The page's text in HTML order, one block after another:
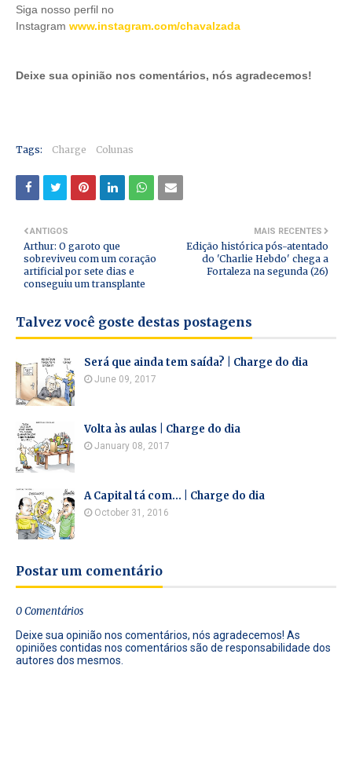
Siga nosso perfil no
Instagram www.instagram.com/chavalzada
Deixe sua opinião nos comentários, nós agradecemos!
Tags: Charge Colunas
MAIS RECENTES
Edição histórica pós-atentado
do 'Charlie Hebdo' chega a
Fortaleza na segunda (26)
ANTIGOS
Arthur: O garoto que
sobreviveu com um coração
artificial por sete dias e
conseguiu um transplante
Talvez você goste destas postagens
Será que ainda tem saída? | Charge do dia
June 09, 2017
Volta às aulas | Charge do dia
January 08, 2017
A Capital tá com... | Charge do dia
October 31, 2016
Postar um comentário
0 Comentários
Deixe sua opinião nos comentários, nós agradecemos! As
opiniões contidas nos comentários são de responsabilidade dos
autores dos mesmos.